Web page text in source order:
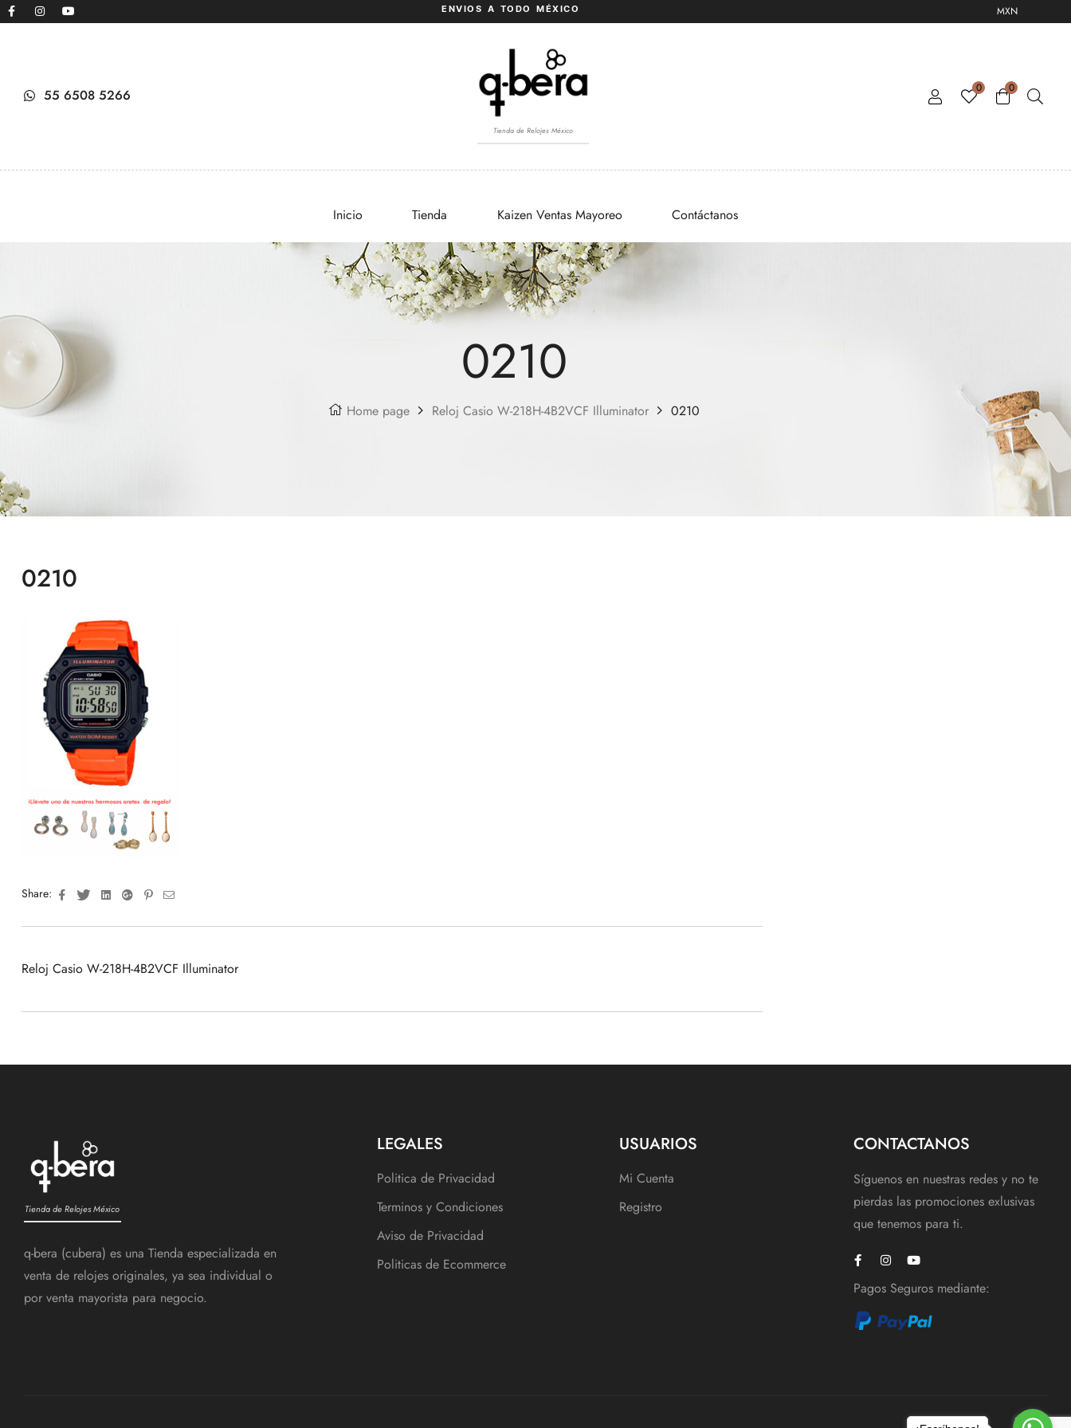
ENVIOS A TODO MÉXICO MXN
55 6508 5266
Tienda de Relojes México
0 0
Inicio Tienda Kaizen Ventas Mayoreo Contáctanos
0210
Home page Reloj Casio W-218H-4B2VCF Illuminator 0210
0210
Share: FacebookTwitterLinkedinGoogle+Pinterest
Email
Reloj Casio W-218H-4B2VCF Illuminator
Tienda de Relojes México
q-bera (cubera) es una Tienda especializada en
venta de relojes originales, ya sea individual o
por venta mayorista para negocio.
LEGALES
Politica de Privacidad
Terminos y Condiciones
Aviso de Privacidad
Politicas de Ecommerce
USUARIOS
Mi Cuenta
Registro
CONTACTANOS
Síguenos en nuestras redes y no te
pierdas las promociones exlusivas
que tenemos para ti.
Pagos Seguros mediante: